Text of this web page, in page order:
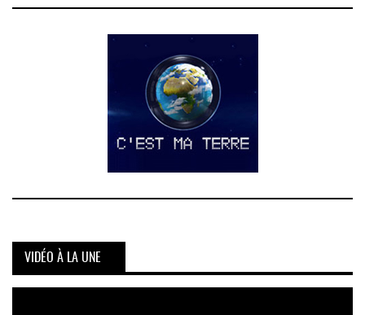
VIDÉO À LA UNE